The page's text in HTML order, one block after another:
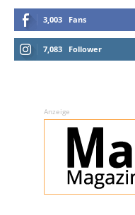
3,003 Fans
7,083 Follower
Anzeige